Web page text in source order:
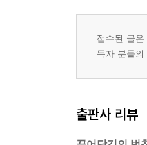
접수된 글은
독자 분들
출판사 리뷰